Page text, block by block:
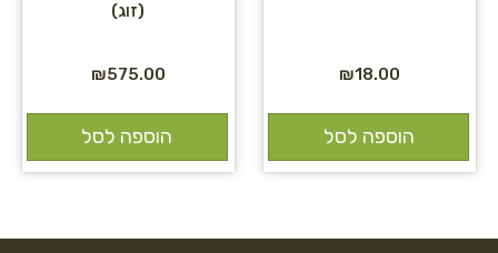
₪18.00
הוספה לסל
(זוג)
₪575.00
הוספה לסל